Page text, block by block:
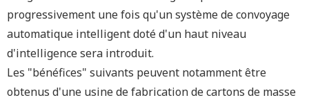
progressivement une fois qu'un système de convoyage
automatique intelligent doté d'un haut niveau
d'intelligence sera introduit.
Les "bénéfices" suivants peuvent notamment être
obtenus d'une usine de fabrication de cartons de masse